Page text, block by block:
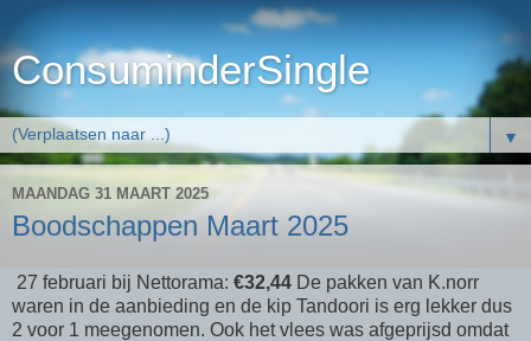
ConsuminderSingle
▼
MAANDAG 31 MAART 2025
Boodschappen Maart 2025
27 februari bij Nettorama: €32,44 De pakken van K.norr
waren in de aanbieding en de kip Tandoori is erg lekker dus
2 voor 1 meegenomen. Ook het vlees was afgeprijsd omdat